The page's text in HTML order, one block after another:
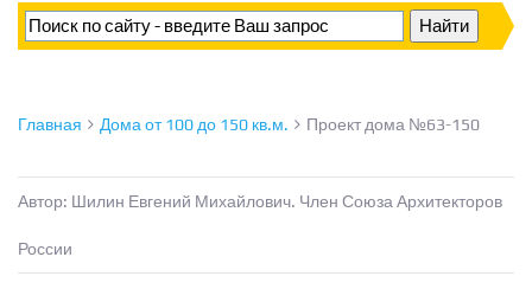
Главная Дома от 100 до 150 кв.м. Проект дома №63-150
Автор: Шилин Евгений Михайлович. Член Союза Архитекторов
России